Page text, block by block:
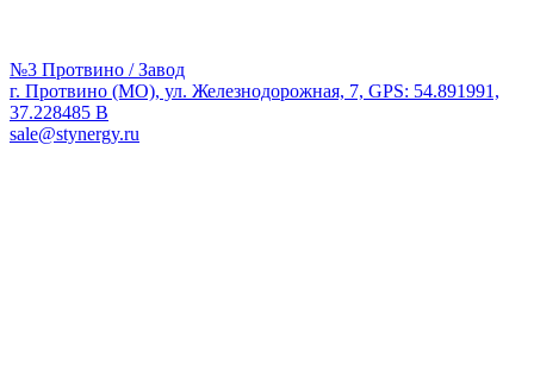
№3 Протвино / Завод
г. Протвино (МО), ул. Железнодорожная, 7, GPS: 54.891991,
37.228485 В
sale@stynergy.ru